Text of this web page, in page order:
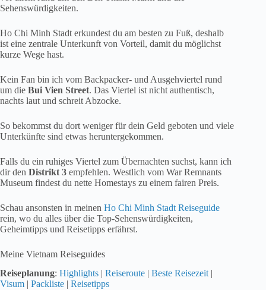
Sehenswürdigkeiten.
Ho Chi Minh Stadt erkundest du am besten zu Fuß, deshalb
ist eine zentrale Unterkunft von Vorteil, damit du möglichst
kurze Wege hast.
Kein Fan bin ich vom Backpacker- und Ausgehviertel rund
um die Bui Vien Street. Das Viertel ist nicht authentisch,
nachts laut und schreit Abzocke.
So bekommst du dort weniger für dein Geld geboten und viele
Unterkünfte sind etwas heruntergekommen.
Falls du ein ruhiges Viertel zum Übernachten suchst, kann ich
dir den Distrikt 3 empfehlen. Westlich vom War Remnants
Museum findest du nette Homestays zu einem fairen Preis.
Schau ansonsten in meinen Ho Chi Minh Stadt Reiseguide
rein, wo du alles über die Top-Sehenswürdigkeiten,
Geheimtipps und Reisetipps erfährst.
Meine Vietnam Reiseguides
Reiseplanung: Highlights | Reiseroute | Beste Reisezeit|
Visum | Packliste | Reisetipps